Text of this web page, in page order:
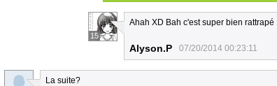
15
Ahah XD Bah c'est super bien rattrapé
Alyson.P 07/20/2014 00:23:11
La suite?